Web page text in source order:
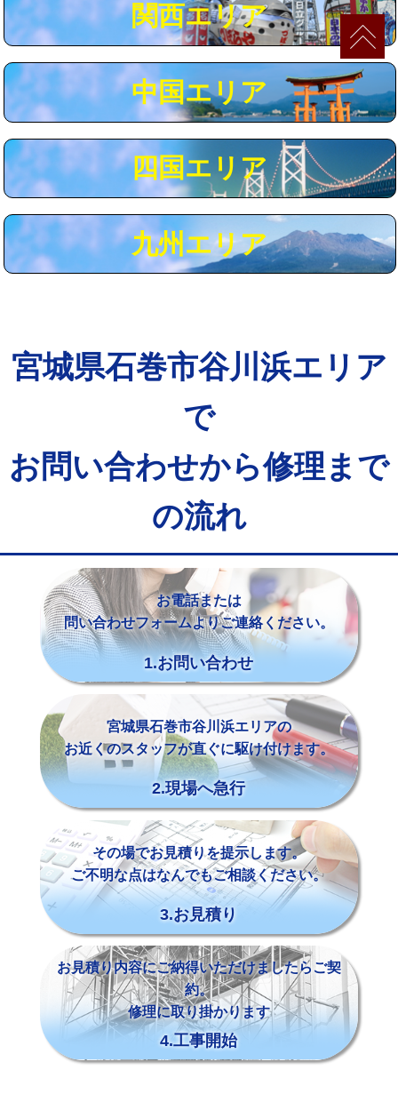
モルタル補修（厚さ10㎝まで） 27,500円
追加人工 16,500円
※給水管工事は20mmまでの価格です。
関西エリア
中国エリア
四国エリア
九州エリア
宮城県石巻市谷川浜エリア
で
お問い合わせから修理まで
の流れ
お電話または
問い合わせフォームよりご連絡ください。
1.お問い合わせ
宮城県石巻市谷川浜エリアの
お近くのスタッフが直ぐに駆け付けます。
2.現場へ急行
その場でお見積りを提示します。
ご不明な点はなんでもご相談ください。
3.お見積り
お見積り内容にご納得いただけましたらご契
約。
修理に取り掛かります
4.工事開始